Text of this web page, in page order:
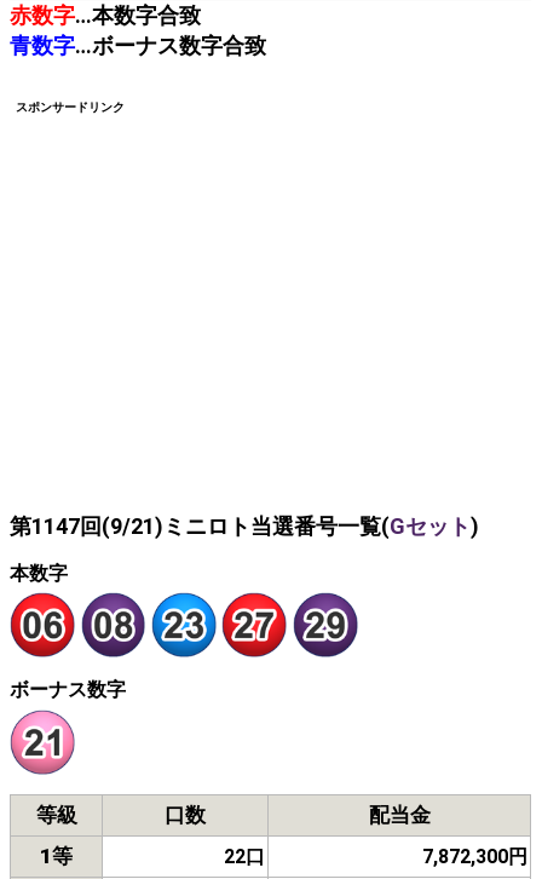
赤数字…本数字合致
青数字…ボーナス数字合致
スポンサードリンク
第1147回(9/21)ミニロト当選番号一覧(Gセット)
本数字
ボーナス数字
等級 口数
配当金
1等
22口 7,872,300円